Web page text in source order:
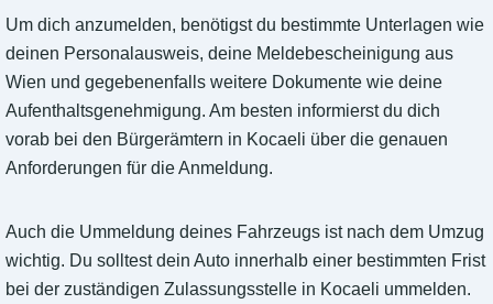
Um dich anzumelden, benötigst du bestimmte Unterlagen wie
deinen Personalausweis, deine Meldebescheinigung aus
Wien und gegebenenfalls weitere Dokumente wie deine
Aufenthaltsgenehmigung. Am besten informierst du dich
vorab bei den Bürgerämtern in Kocaeli über die genauen
Anforderungen für die Anmeldung.
Auch die Ummeldung deines Fahrzeugs ist nach dem Umzug
wichtig. Du solltest dein Auto innerhalb einer bestimmten Frist
bei der zuständigen Zulassungsstelle in Kocaeli ummelden.